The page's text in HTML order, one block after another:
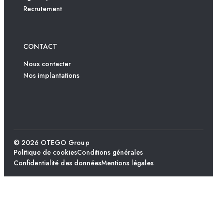
Recrutement
CONTACT
Nous contacter
Nos implantations
© 2026 OTEGO Group
Politique de cookiesConditions générales
Confidentialité des donnéesMentions légales